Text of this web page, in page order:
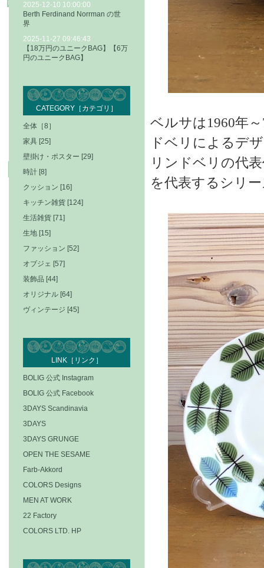
ベルサは1960年
ドベリによるデ
リンドベリの代
を代表するシリ
2025-12-10 10:00:00
Berth Ferdinand Norrman の世
界
2025-11-27 09:46:43
【18万円のユニークBAG】【6万
円のユニークBAG】
CATEGORY［カテゴリ］
全体［8］
家具 [25]
壁掛け・ポスター [29]
時計 [8]
クッション [16]
キッチン雑貨 [124]
生活雑貨 [71]
生地 [15]
ファッション [52]
オブジェ [57]
装飾品 [44]
オリジナル [64]
ヴィンテージ [45]
LINK［リンク］
BOLIG 公式 Instagram
BOLIG 公式 Facebook
3DAYS Scandinavia
3DAYS
3DAYS GRUNGE
OPEN THE SESAME
Farb-Akkord
COLORS Designs
MEN AT WORK
22 Factory
COLORS LTD. HP